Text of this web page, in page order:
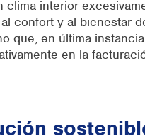
clima interior
confort y al bienestar
que, en última
en la